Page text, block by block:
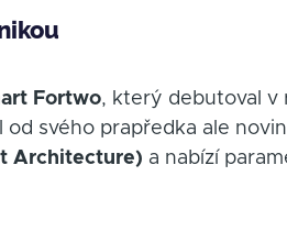
Fortwo, který debutoval v
svého prapředka ale
Architecture) a nabízí